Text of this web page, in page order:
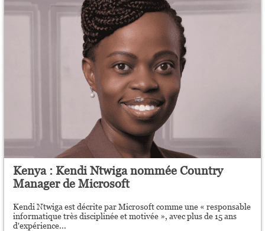
Kenya : Kendi Ntwiga nommée Country
Manager de Microsoft
Kendi Ntwiga est décrite par Microsoft comme une « responsable
informatique très disciplinée et motivée », avec plus de 15 ans
d'expérience...